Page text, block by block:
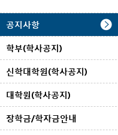
공지사항
학부(학사공지)
신학대학원(학사공지)
대학원(학사공지)
장학금/학자금안내